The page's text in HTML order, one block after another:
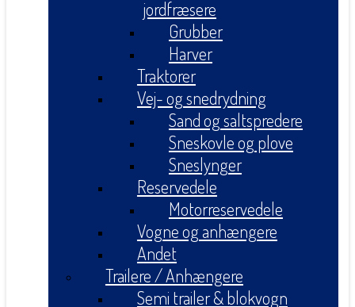
jordfræsere
Grubber
Harver
Traktorer
Vej- og snedrydning
Sand og saltspredere
Sneskovle og plove
Sneslynger
Reservedele
Motorreservedele
Vogne og anhængere
Andet
Trailere / Anhængere
Semi trailer & blokvogn